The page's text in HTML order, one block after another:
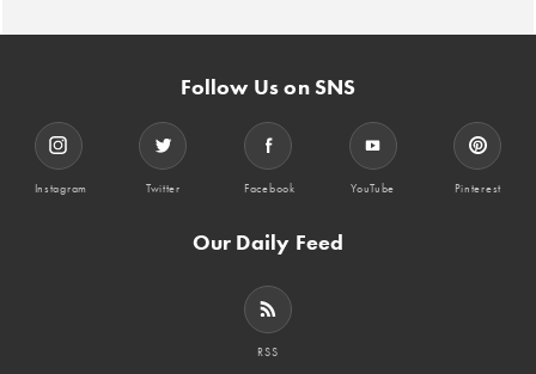
Follow Us on SNS
Instagram Twitter Facebook YouTube Pinterest
Our Daily Feed
RSS